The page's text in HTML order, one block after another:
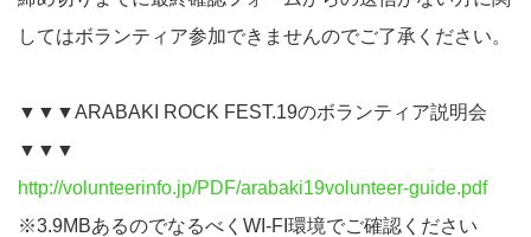
してはボランティア参加できませんのでご了承ください。
▼▼▼ARABAKI ROCK FEST.19のボランティア説明会
▼▼▼
http://volunteerinfo.jp/PDF/arabaki19volunteer-guide.pdf
※3.9MBあるのでなるべくWI-FI環境でご確認ください